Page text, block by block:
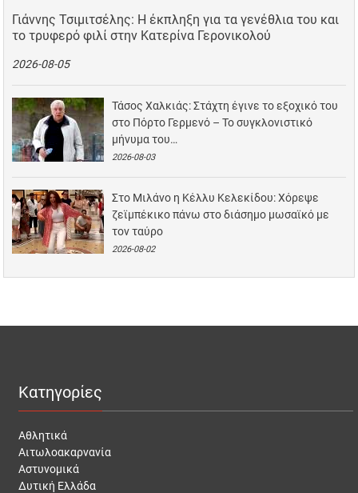
Γιάννης Τσιμιτσέλης: Η έκπληξη για τα γενέθλια του και
το τρυφερό φιλί στην Κατερίνα Γερονικολού
2026-08-05
Τάσος Χαλκιάς: Στάχτη έγινε το εξοχικό του
στο Πόρτο Γερμενό – Το συγκλονιστικό
μήνυμα του…
2026-08-03
Στο Μιλάνο η Κέλλυ Κελεκίδου: Χόρεψε
ζεϊμπέκικο πάνω στο διάσημο μωσαϊκό με
τον ταύρο
2026-08-02
Κατηγορίες
Αθλητικά
Αιτωλοακαρνανία
Αστυνομικά
Δυτική Ελλάδα